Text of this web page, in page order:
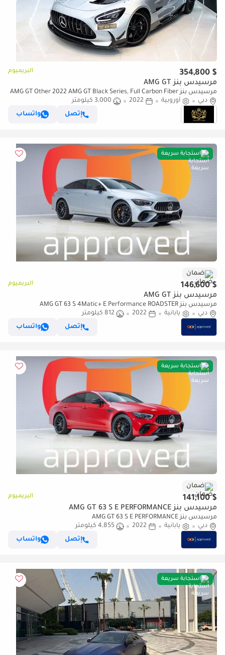
$ 354,800 البريميوم
مرسيدس بنز AMG GT
مرسيدس بنز AMG GT Other 2022 AMG GT Black Series, Full Carbon Fiber
Body Kit, AMG Track Package, EMC File Opened!!
دبي أوروبية 2022
3,000 كيلومتر
إتصل
واتساب
استجابة سريعة
ضمان
$ 146,600 البريميوم
مرسيدس بنز AMG GT
مرسيدس بنز AMG GT 63 S 4Matic+ E Performance ROADSTER
دبي
يابانية 2022
812 كيلومتر
إتصل
واتساب
استجابة سريعة
ضمان
$ 141,100 البريميوم
مرسيدس بنز AMG GT 63 S E PERFORMANCE
مرسيدس بنز AMG GT 63 S E PERFORMANCE
دبي
يابانية 2022
4,855 كيلومتر
إتصل
واتساب
استجابة سريعة